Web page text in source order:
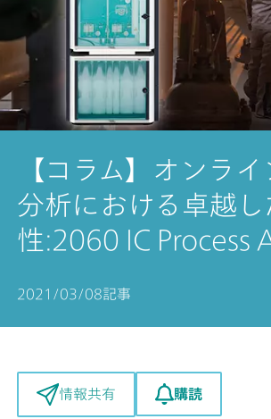
【コラム】オンラ
分析における卓越し
性:2060 IC Process
2021/03/08記事
情報共有 購読